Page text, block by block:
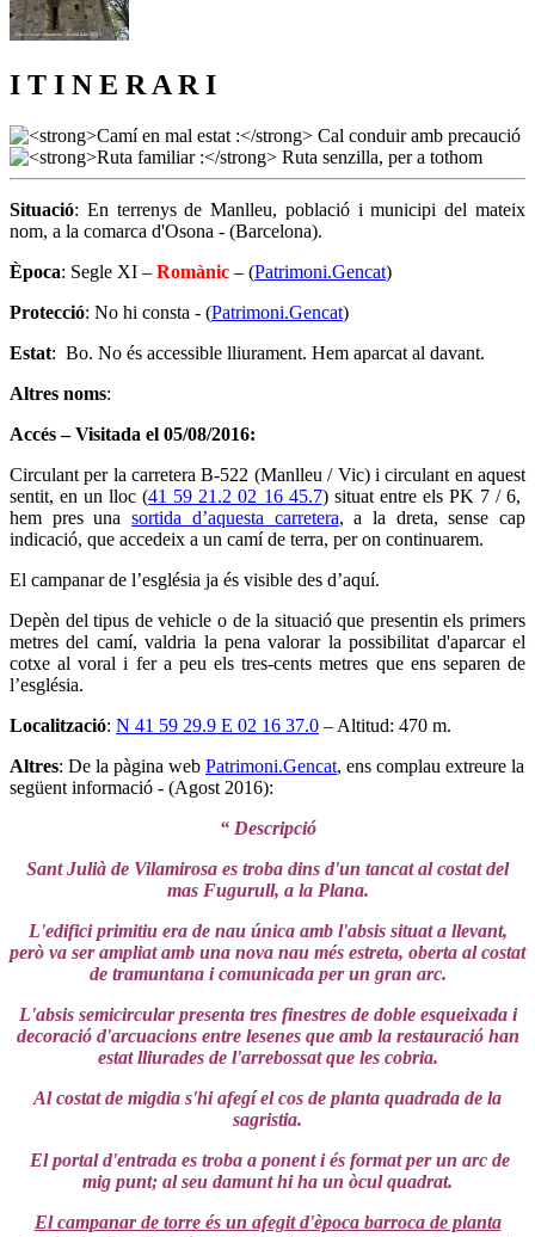
I T I N E R A R I
Situació: En terrenys de Manlleu, població i municipi del mateix
nom, a la comarca d'Osona - (Barcelona).
Època: Segle XI – Romànic – (Patrimoni.Gencat)
Protecció: No hi consta - (Patrimoni.Gencat)
Estat: Bo. No és accessible lliurament. Hem aparcat al davant.
Altres noms:
Accés – Visitada el 05/08/2016:
Circulant per la carretera B-522 (Manlleu / Vic) i circulant en aquest
sentit, en un lloc (41 59 21.2 02 16 45.7) situat entre els PK 7 / 6,
hem pres unasortida d’aquesta carretera, a la dreta, sense cap
indicació, que accedeix a un camí de terra, per on continuarem.
El campanar de l’església ja és visible des d’aquí.
Depèn del tipus de vehicle o de la situació que presentin els primers
metres del camí, valdria la pena valorar la possibilitat d'aparcar el
cotxe al voral i fer a peu els tres-cents metres que ens separen de
l’església.
Localització: N 41 59 29.9 E 02 16 37.0 – Altitud: 470 m.
Altres: De la pàgina web Patrimoni.Gencat, ens complau extreure la
següent informació - (Agost 2016):
“ Descripció
Sant Julià de Vilamirosa es troba dins d'un tancat al costat del
mas Fugurull, a la Plana.
L'edifici primitiu era de nau única amb l'absis situat a llevant,
però va ser ampliat amb una nova nau més estreta, oberta al costat
de tramuntana i comunicada per un gran arc.
L'absis semicircular presenta tres finestres de doble esqueixada i
decoració d'arcuacions entre lesenes que amb la restauració han
estat lliurades de l'arrebossat que les cobria.
Al costat de migdia s'hi afegí el cos de planta quadrada de la
sagristia.
El portal d'entrada es troba a ponent i és format per un arc de
mig punt; al seu damunt hi ha un òcul quadrat.
El campanar de torre és un afegit d'època barroca de planta